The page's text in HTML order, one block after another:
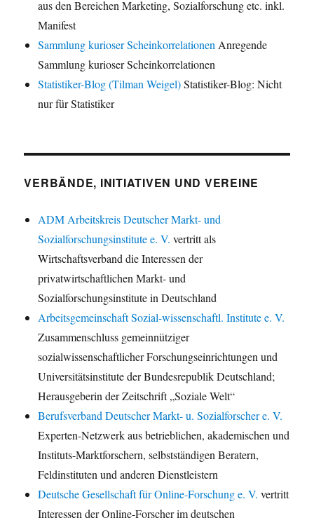
aus den Bereichen Marketing, Sozialforschung etc. inkl.
Manifest
Sammlung kurioser Scheinkorrelationen Anregende
Sammlung kurioser Scheinkorrelationen
Statistiker-Blog (Tilman Weigel)Statistiker-Blog: Nicht
nur für Statistiker
VERBÄNDE, INITIATIVEN UND VEREINE
ADM Arbeitskreis Deutscher Markt- und
Sozialforschungsinstitute e. V. vertritt als
Wirtschaftsverband die Interessen der
privatwirtschaftlichen Markt- und
Sozialforschungsinstitute in Deutschland
Arbeitsgemeinschaft Sozial-wissenschaftl. Institute e. V.
Zusammenschluss gemeinnütziger
sozialwissenschaftlicher Forschungseinrichtungen und
Universitätsinstitute der Bundesrepublik Deutschland;
Herausgeberin der Zeitschrift „Soziale Welt“
Berufsverband Deutscher Markt- u. Sozialforscher e. V.
Experten-Netzwerk aus betrieblichen, akademischen und
Instituts-Marktforschern, selbstständigen Beratern,
Feldinstituten und anderen Dienstleistern
Deutsche Gesellschaft für Online-Forschung e. V. vertritt
Interessen der Online-Forscher im deutschen